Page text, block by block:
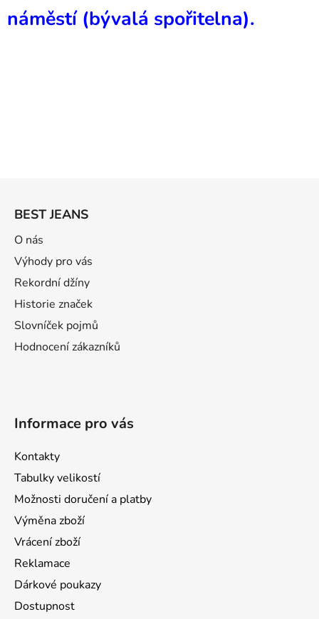
náměstí (bývalá spořitelna).
BEST JEANS
O nás
Výhody pro vás
Rekordní džíny
Historie značek
Slovníček pojmů
Hodnocení zákazníků
Informace pro vás
Kontakty
Tabulky velikostí
Možnosti doručení a platby
Výměna zboží
Vrácení zboží
Reklamace
Dárkové poukazy
Dostupnost